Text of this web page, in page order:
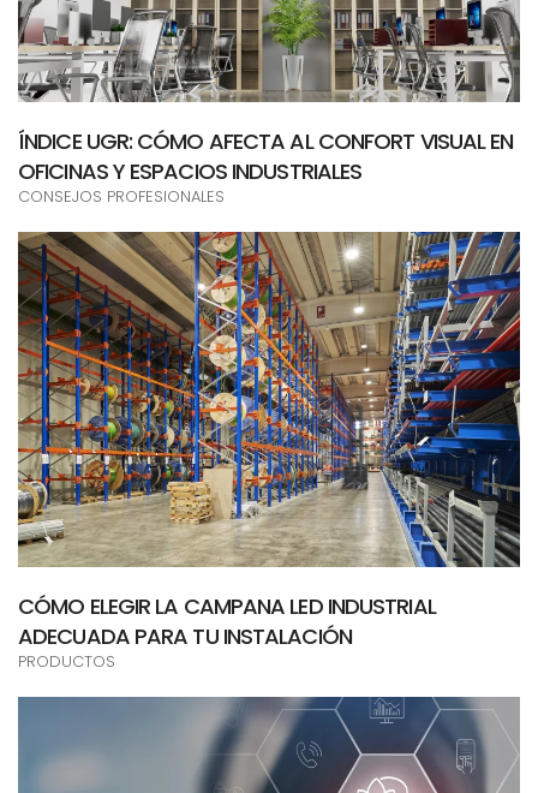
ÍNDICE UGR: CÓMO AFECTA AL CONFORT VISUAL EN
OFICINAS Y ESPACIOS INDUSTRIALES
CONSEJOS PROFESIONALES
CÓMO ELEGIR LA CAMPANA LED INDUSTRIAL
ADECUADA PARA TU INSTALACIÓN
PRODUCTOS